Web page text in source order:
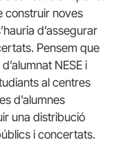
construir noves
d’assegurar
Pensem que
NESE i
al centres
d’alumnes
una distribució
i concertats.